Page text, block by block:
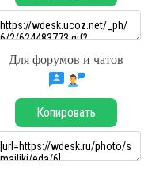
Для форумов и чатов
Копировать